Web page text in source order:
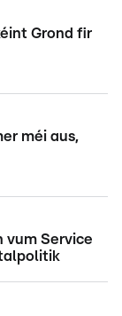
Grond fir
méi aus,
vum Service